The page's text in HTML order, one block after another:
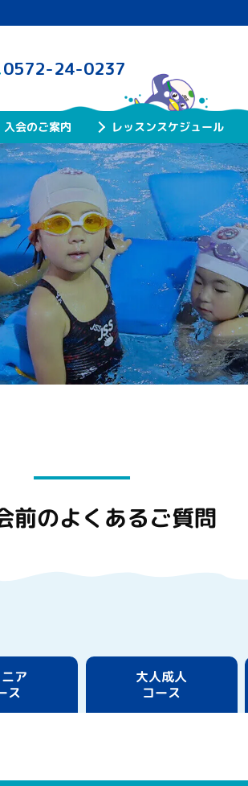
0572-24-0237
入会のご案内 レッスンスケジュール
前のよくあるご質問
ア
ス
大人成人
コース